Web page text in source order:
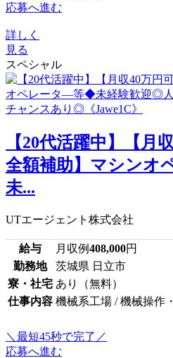
応募へ進む
詳しく
見る
スペシャル
【20代活躍中】【月
全額補助】マシン
未...
UTエージェント株式会社
給与 月収例408,000円
勤務地
茨城県 日立市
寮・社宅 あり（無料）
仕事内容 機械系工場 / 機械操作
＼最短45秒で完了／
応募へ進む